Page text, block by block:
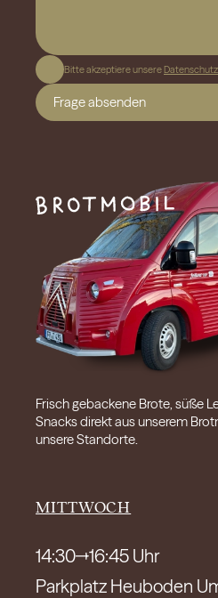
Bitte akzeptiere unsere
Frage absenden
Frisch gebackene Brote, süße
Snacks direkt aus unserem
unsere Standorte.
MITTWOCH
14:30 16:45 Uhr
Parkplatz Heuboden